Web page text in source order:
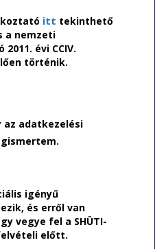
itt tekinthető
a nemzeti
évi CCIV.
történik.
az adatkezelési
igényű
és erről van
vegye fel a SHÜTI-
előtt.